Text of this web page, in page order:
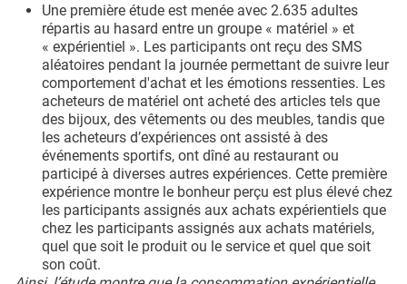
Une première étude est menée avec 2.635 adultes
répartis au hasard entre un groupe « matériel » et
« expérientiel ». Les participants ont reçu des SMS
aléatoires pendant la journée permettant de suivre leur
comportement d'achat et les émotions ressenties. Les
acheteurs de matériel ont acheté des articles tels que
des bijoux, des vêtements ou des meubles, tandis que
les acheteurs d’expériences ont assisté à des
événements sportifs, ont dîné au restaurant ou
participé à diverses autres expériences. Cette première
expérience montre le bonheur perçu est plus élevé chez
les participants assignés aux achats expérientiels que
chez les participants assignés aux achats matériels,
quel que soit le produit ou le service et quel que soit
son coût.